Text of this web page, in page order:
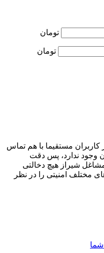
تومان
تومان
کاربران مستقیما با هم تماس
وجود ندارد، پس دقت
شیراز هیچ دخالتی
مختلف امنیتی را در نظر